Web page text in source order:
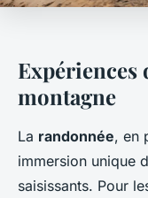
Expériences
montagne
La randonnée, en
immersion unique
saisissants. Pour